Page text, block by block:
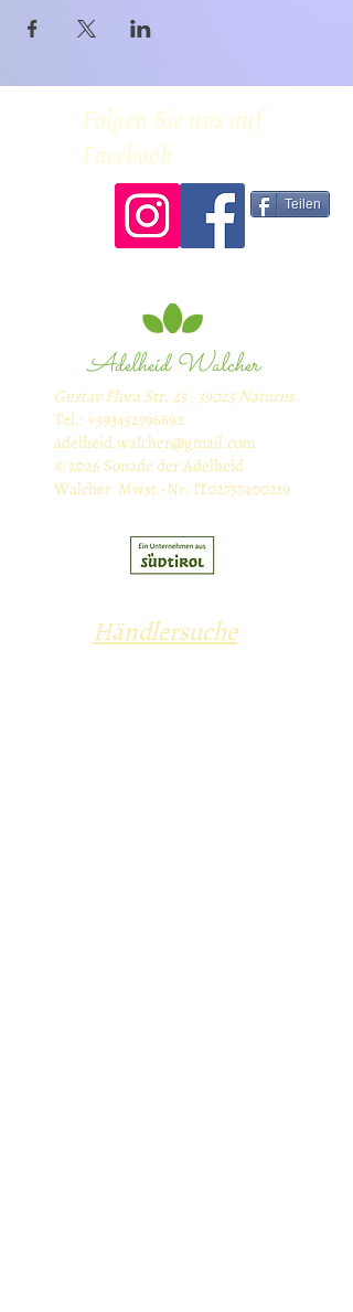
Folgen Sie uns auf
Facebook
Teilen
Adelheid Walcher
Gustav Flora Str. 25 , 39025 Naturns
Tel.: +393452796692
adelheid.walcher@gmail.com
© 2026 Sonade der Adelheid
Walcher Mwst.-Nr. IT02757400219
Händlersuche